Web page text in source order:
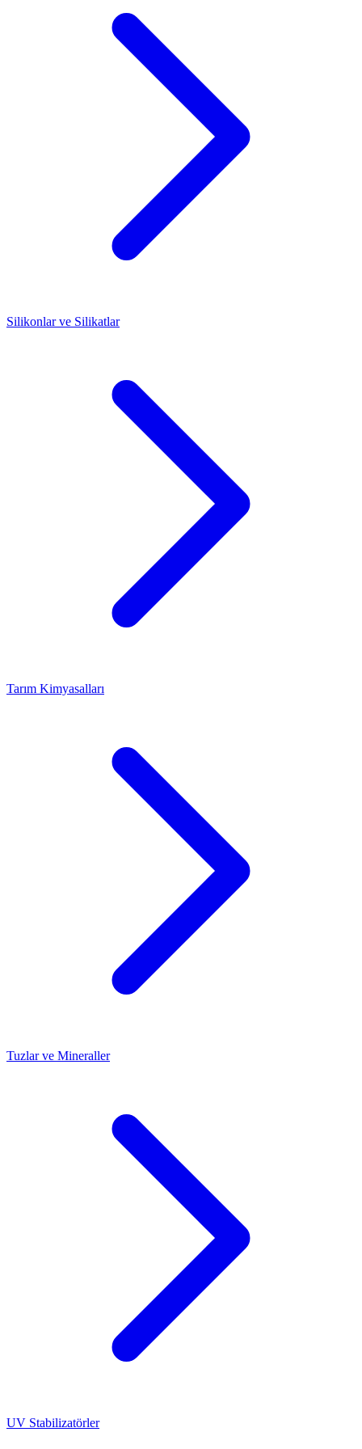
Silikonlar ve Silikatlar
Tarım Kimyasalları
Tuzlar ve Mineraller
UV Stabilizatörler